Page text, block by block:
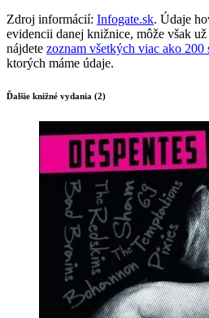
Zdroj informácií: Infogate.sk. Údaje
evidencii danej knižnice, môže však
nájdete zoznam všetkých viac ako
ktorých máme údaje.
Ďalšie knižné vydania (2)